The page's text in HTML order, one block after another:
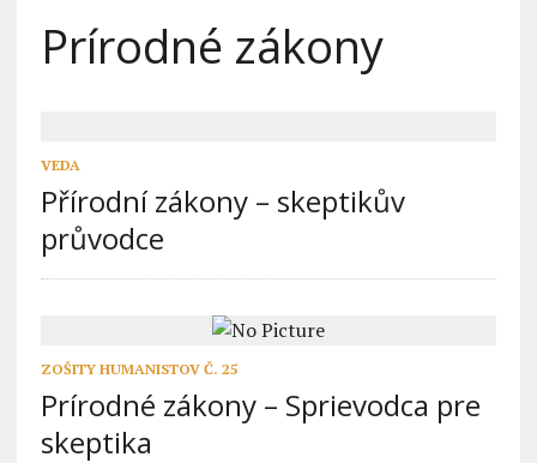
Prírodné zákony
VEDA
Přírodní zákony – skeptikův
průvodce
ZOŠITY HUMANISTOV Č. 25
Prírodné zákony – Sprievodca pre
skeptika